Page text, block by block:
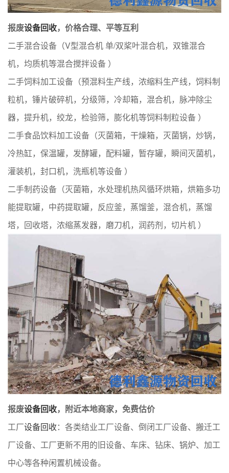
报废设备回收，价格合理、平等互利
二手混合设备（V型混合机 单/双桨叶混合机，双锥混合
机，均质机等混合搅拌设备 ）
二手饲料加工设备（预混料生产线，浓缩料生产线，饲料制
粒机，锤片破碎机，分级筛，冷却箱，混合机，脉冲除尘
器，提升机，绞龙，检验筛，膨化机等饲料制粒设备 ）
二手食品饮料加工设备（灭菌箱，干燥箱，灭菌锅，炒锅，
冷热缸，保温罐，发酵罐，配料罐，暂存罐，瞬间灭菌机，
灌装机，封口机，洗瓶机等设备 ）
二手制药设备（灭菌箱，水处理机热风循环烘箱，烘箱多功
能提取罐，中药提取罐，反应釜，蒸馏釜，混合机，蒸馏
塔，回收塔，浓缩蒸发器，磨刀机，润药剂，切片机 ）
报废设备回收，附近本地商家，免费估价
工厂设备回收：各类结业工厂设备、倒闭工厂设备、搬迁工
厂设备、工厂更新不用的旧设备、车床、钻床、锅炉、加工
中心等各种闲置机械设备。